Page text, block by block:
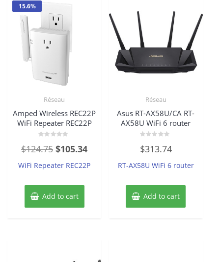
15.6%
Réseau
Amped Wireless REC22P
WiFi Repeater REC22P
0
5
$124.75 Original
price
$124.75.
$105.34Current
price
WiFi Repeater REC22P
Add to cart
Réseau
Asus RT-AX58U/CA RT-
AX58U WiFi 6 router
0
out
5
$313.74
RT-AX58U WiFi 6 router
Add to cart